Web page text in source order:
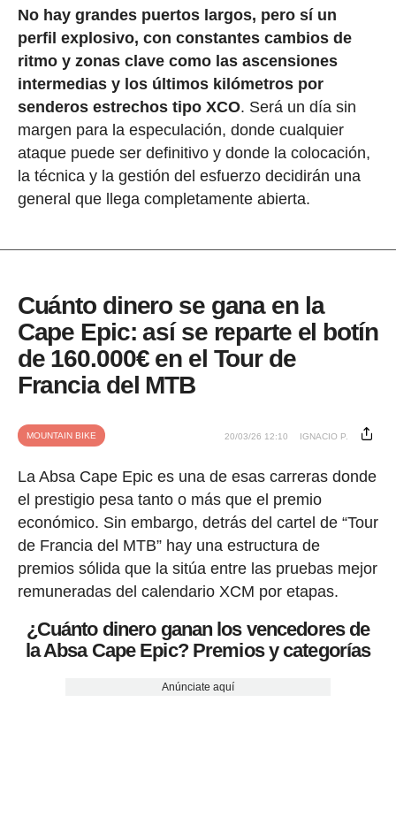
No hay grandes puertos largos, pero sí un
perfil explosivo, con constantes cambios de
ritmo y zonas clave como las ascensiones
intermedias y los últimos kilómetros por
senderos estrechos tipo XCO. Será un día sin
margen para la especulación, donde cualquier
ataque puede ser definitivo y donde la colocación,
la técnica y la gestión del esfuerzo decidirán una
general que llega completamente abierta.
Cuánto dinero se gana en la
Cape Epic: así se reparte el botín
de 160.000€ en el Tour de
Francia del MTB
MOUNTAIN BIKE 20/03/26 12:10 IGNACIO P.
La Absa Cape Epic es una de esas carreras donde
el prestigio pesa tanto o más que el premio
económico. Sin embargo, detrás del cartel de “Tour
de Francia del MTB” hay una estructura de
premios sólida que la sitúa entre las pruebas mejor
remuneradas del calendario XCM por etapas.
¿Cuánto dinero ganan los vencedores de
la Absa Cape Epic? Premios y categorías
Anúnciate aquí